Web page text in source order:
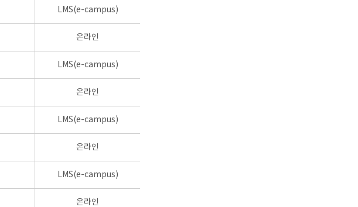
LMS(e-campus)
온라인
LMS(e-campus)
온라인
LMS(e-campus)
온라인
LMS(e-campus)
온라인